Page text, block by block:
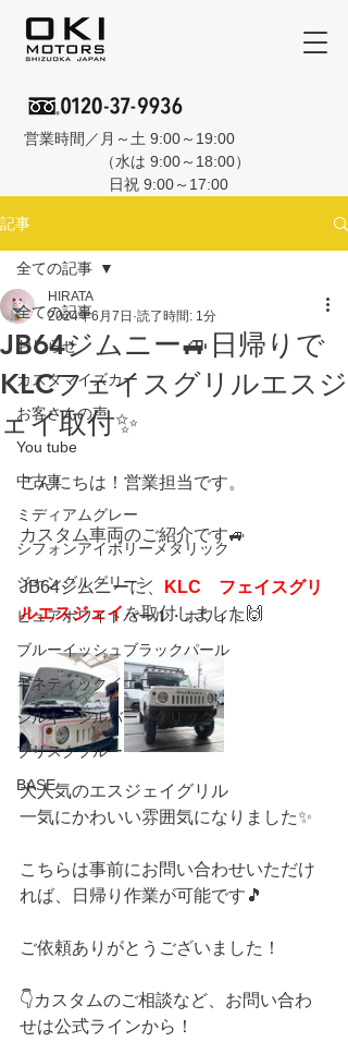
営業時間／月～土 9:00～19:00
（水は 9:00～18:00）
日祝 9:00～17:00
記事
全ての記事
おしらせ
カスタマイズカー
お客さんの声
You tube
中古車
ミディアムグレー
シフォンアイボリーメタリック
ジャングルグリーン
ピュアホワイトパール・ホワイト
ブルーイッシュブラックパール
キネティックイエロー
シルキーシルバーメタリック
ブリスクブルー
BASE
全ての記事
JB64ジムニー🚙日帰りで
KLCフェイスグリルエスジ
ェイ取付✨
HIRATA
2024年6月7日 読了時間: 1分
こんにちは！営業担当です。
カスタム車両のご紹介です🚙
JB64ジムニーに、
KLC　フェイスグリ
ルエスジェイを取付しました🙌
大人気のエスジェイグリル
一気にかわいい雰囲気になりました✨
こちらは事前にお問い合わせいただけ
れば、日帰り作業が可能です🎵
ご依頼ありがとうございました！
👇カスタムのご相談など、お問い合わ
せは公式ラインから！